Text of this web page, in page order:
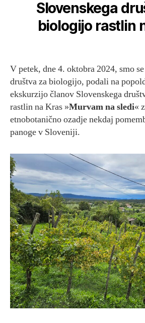
Slovenskega
biologijo rastlin
V petek, dne 4. oktobra 2024, smo
društva za biologijo, podali na
ekskurzijo članov Slovenskega
rastlin na Kras »Murvam na sledi«
etnobotanično ozadje nekdaj
panoge v Sloveniji.